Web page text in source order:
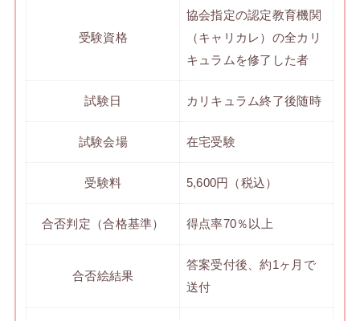
受験資格
協会指定の認定教育機関
（キャリカレ）の全カリ
キュラムを修了した者
試験日 カリキュラム終了後随時
試験会場 在宅受験
受験料 5,600円（税込）
合否判定（合格基準） 得点率70％以上
合否絵結果
答案受付後、約1ヶ月で
送付